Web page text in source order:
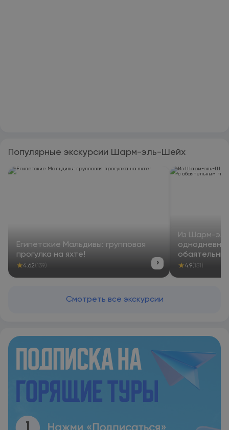
Популярные экскурсии Шарм-эль-Шейх
Египетские Мальдивы: групповая
прогулка на яхте!
★4.62 (139) ›
Из Шарм-
★4.9(151)
Смотреть все экскурсии